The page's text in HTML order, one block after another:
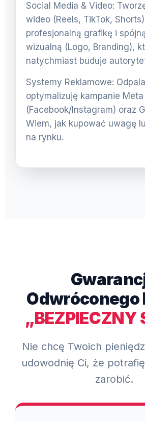
Social Media & Video:
wideo (Reels, TikTok,
profesjonalną grafikę i
wizualną (Logo, Branding),
natychmiast buduje
Systemy Reklamowe:
optymalizuję kampanie Meta
(Facebook/Instagram) oraz
Wiem, jak kupować uwagę
na rynku.
Odwróconego
„BEZPIECZNY
Nie chcę Twoich
udowodnię Ci, że
zarobić.